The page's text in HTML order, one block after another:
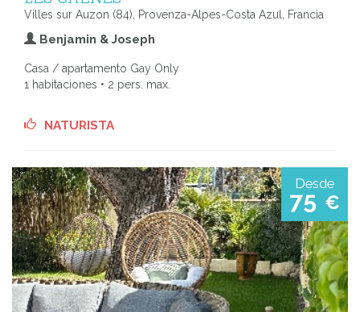
Villes sur Auzon (84), Provenza-Alpes-Costa Azul, Francia
Benjamin & Joseph
Casa / apartamento Gay Only
1 habitaciones • 2 pers. max.
NATURISTA
Desde
75 €